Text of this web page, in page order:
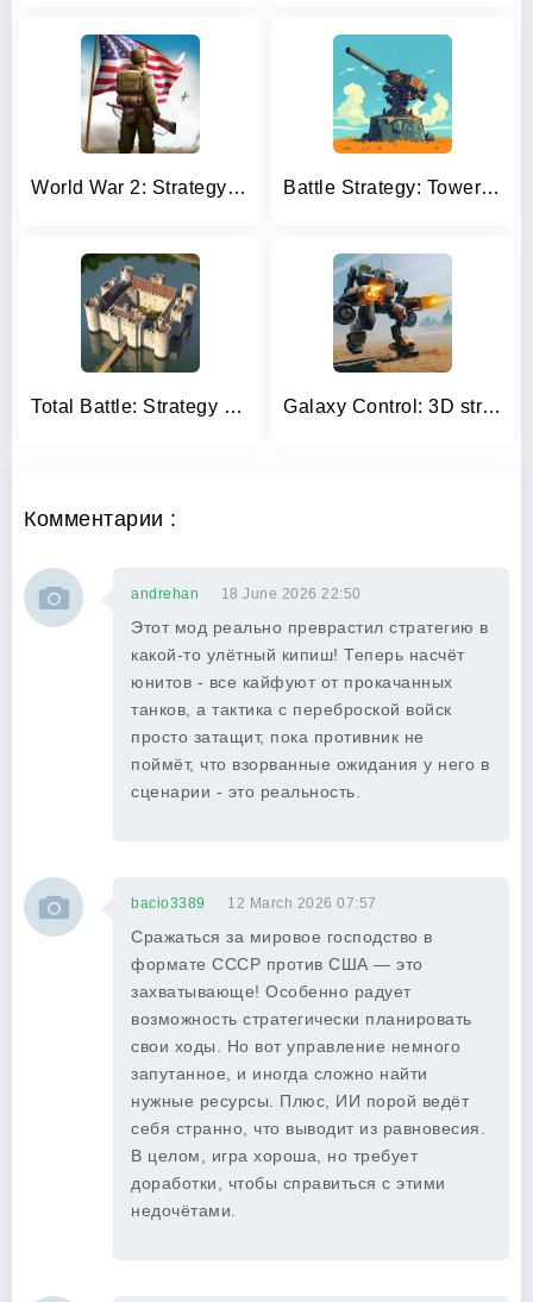
World War 2: Strategy Games Battle Strategy: Tower Defense
Total Battle: Strategy Games Galaxy Control: 3D strategy
Комментарии :
andrehan 18 June 2026 22:50
Этот мод реально преврастил стратегию в
какой-то улётный кипиш! Теперь насчёт
юнитов - все кайфуют от прокачанных
танков, а тактика с переброской войск
просто затащит, пока противник не
поймёт, что взорванные ожидания у него в
сценарии - это реальность.
bacio3389 12 March 2026 07:57
Сражаться за мировое господство в
формате СССР против США — это
захватывающе! Особенно радует
возможность стратегически планировать
свои ходы. Но вот управление немного
запутанное, и иногда сложно найти
нужные ресурсы. Плюс, ИИ порой ведёт
себя странно, что выводит из равновесия.
В целом, игра хороша, но требует
доработки, чтобы справиться с этими
недочётами.